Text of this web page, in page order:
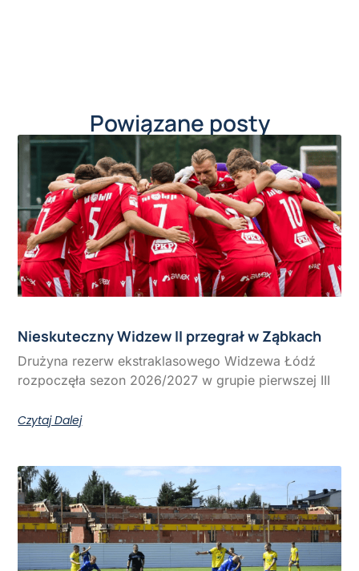
Powiązane posty
Nieskuteczny Widzew II przegrał w Ząbkach
Drużyna rezerw ekstraklasowego Widzewa Łódź
rozpoczęła sezon 2026/2027 w grupie pierwszej III
Czytaj Dalej